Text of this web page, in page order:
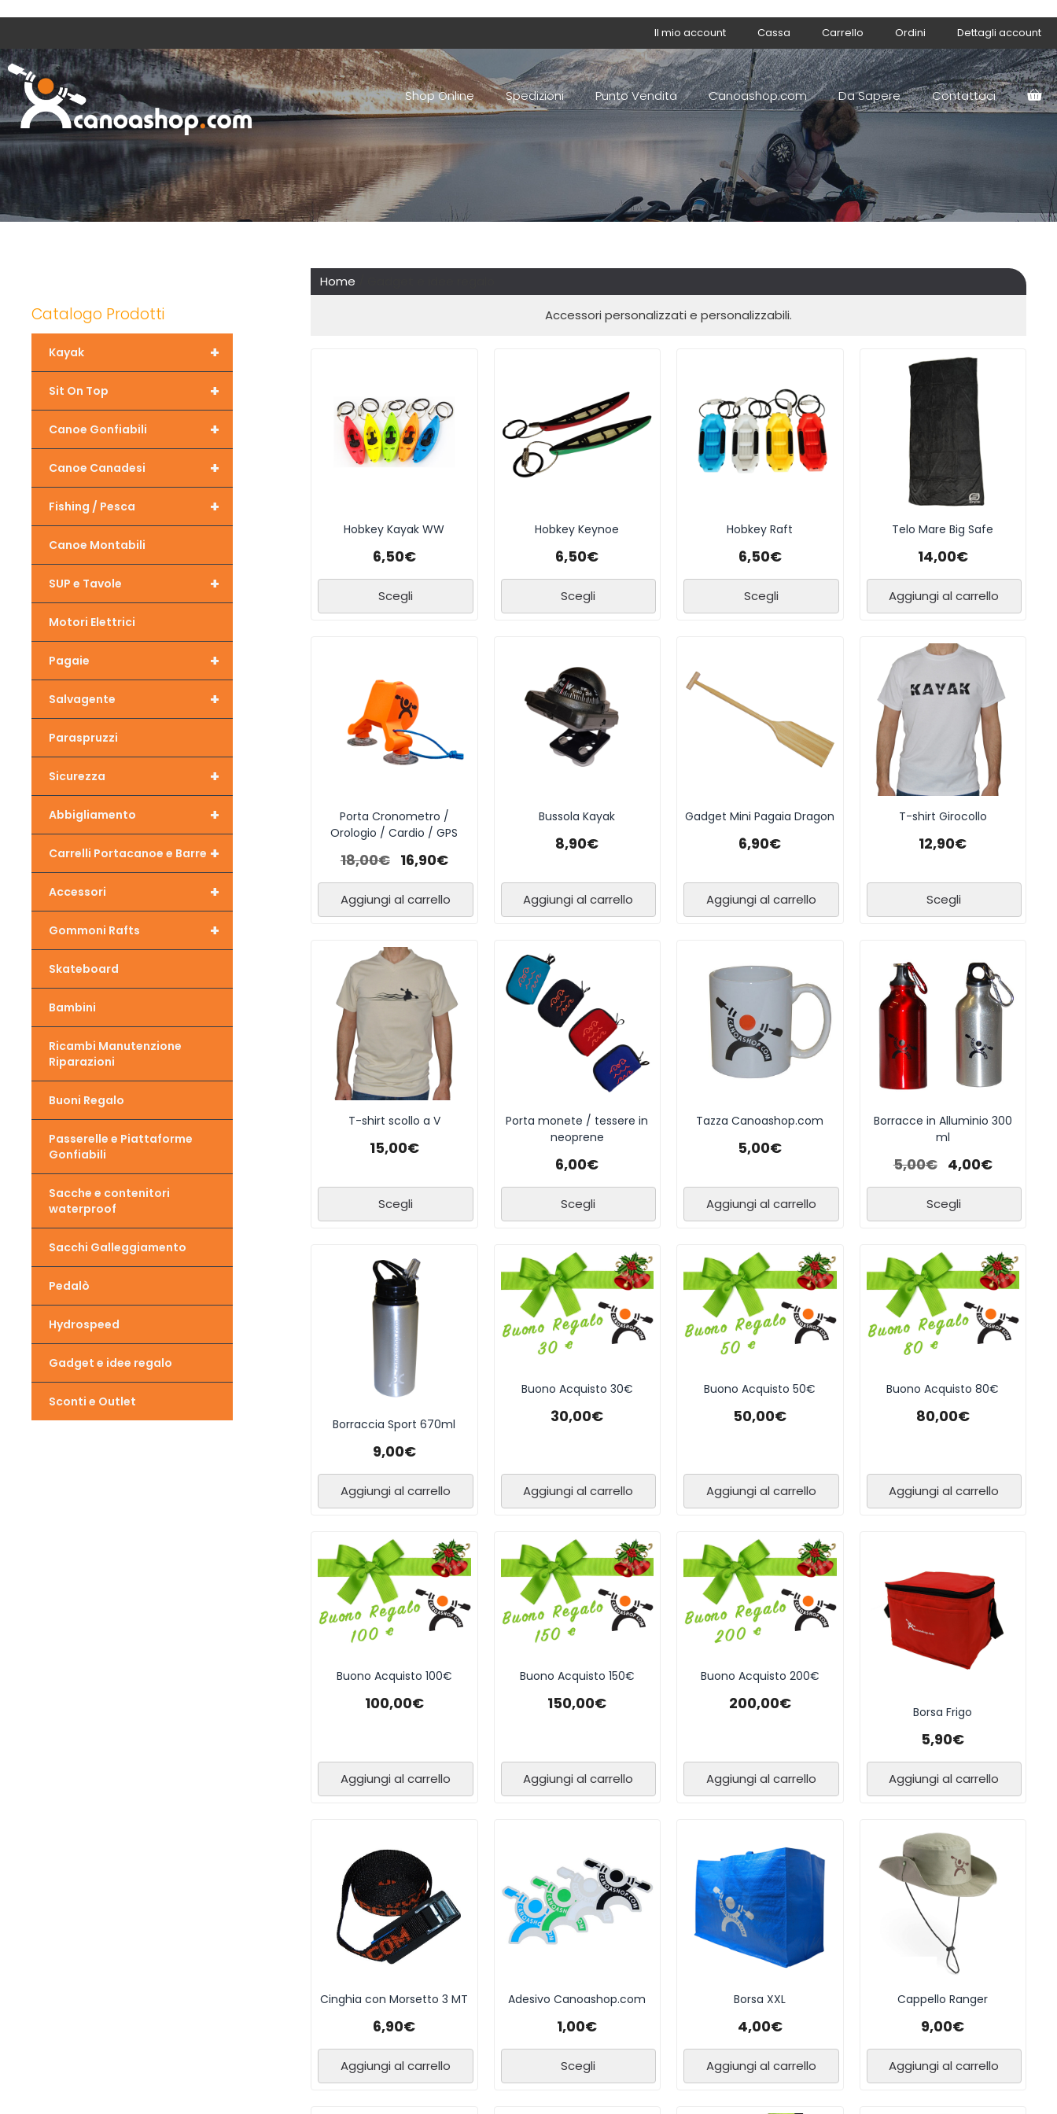
Il mio account Cassa Carrello Ordini Dettagli account
Shop Online Spedizioni Punto Vendita Canoashop.com Da Sapere Contattaci
Home
Accessori personalizzati e personalizzabili.
Hobkey Kayak WW
6,50€
Scegli
Hobkey Keynoe
6,50€
Scegli
Hobkey Raft
6,50€
Scegli
Telo Mare Big Safe
14,00€
Aggiungi al carrello
Porta Cronometro /
Orologio / Cardio / GPS
18,00€ 16,90€
Aggiungi al carrello
Bussola Kayak
8,90€
Aggiungi al carrello
Gadget Mini Pagaia Dragon
6,90€
Aggiungi al carrello
T-shirt Girocollo
12,90€
Scegli
T-shirt scollo a V
15,00€
Scegli
Porta monete / tessere in
neoprene
6,00€
Scegli
Tazza Canoashop.com
5,00€
Aggiungi al carrello
Borracce in Alluminio 300
ml
5,00€ 4,00€
Scegli
Borraccia Sport 670ml
9,00€
Aggiungi al carrello
Buono Acquisto 30€
30,00€
Aggiungi al carrello
Buono Acquisto 50€
50,00€
Aggiungi al carrello
Buono Acquisto 80€
80,00€
Aggiungi al carrello
Buono Acquisto 100€
100,00€
Aggiungi al carrello
Buono Acquisto 150€
150,00€
Aggiungi al carrello
Buono Acquisto 200€
200,00€
Aggiungi al carrello
Borsa Frigo
5,90€
Aggiungi al carrello
Cinghia con Morsetto 3 MT
6,90€
Aggiungi al carrello
Adesivo Canoashop.com
1,00€
Scegli
Borsa XXL
4,00€
Aggiungi al carrello
Cappello Ranger
9,00€
Aggiungi al carrello
Catalogo Prodotti
+
Kayak
+
Sit On Top
+
Canoe Gonfiabili
+
Canoe Canadesi
+
Fishing / Pesca
Canoe Montabili
+
SUP e Tavole
Motori Elettrici
+
Pagaie
+
Salvagente
Paraspruzzi
+
Sicurezza
+
Abbigliamento
+
Carrelli Portacanoe e Barre
+
Accessori
+
Gommoni Rafts
Skateboard
Bambini
Ricambi Manutenzione
Riparazioni
Buoni Regalo
Passerelle e Piattaforme
Gonfiabili
Sacche e contenitori
waterproof
Sacchi Galleggiamento
Pedalò
Hydrospeed
Gadget e idee regalo
Sconti e Outlet